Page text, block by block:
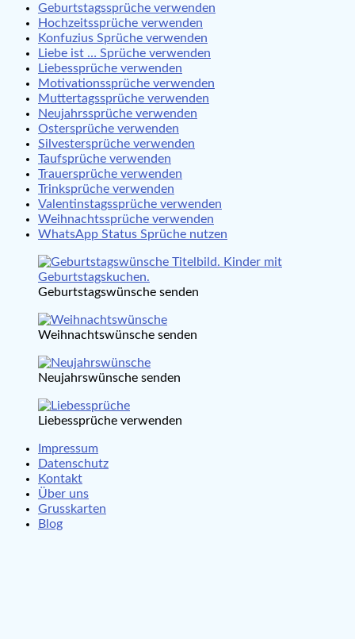
Geburtstagssprüche verwenden
Hochzeitssprüche verwenden
Konfuzius Sprüche verwenden
Liebe ist … Sprüche verwenden
Liebessprüche verwenden
Motivationssprüche verwenden
Muttertagssprüche verwenden
Neujahrssprüche verwenden
Ostersprüche verwenden
Silvestersprüche verwenden
Taufsprüche verwenden
Trauersprüche verwenden
Trinksprüche verwenden
Valentinstagssprüche verwenden
Weihnachtssprüche verwenden
WhatsApp Status Sprüche nutzen
Geburtstagswünsche senden
Weihnachtswünsche senden
Neujahrswünsche senden
Liebessprüche verwenden
Impressum
Datenschutz
Kontakt
Über uns
Grusskarten
Blog